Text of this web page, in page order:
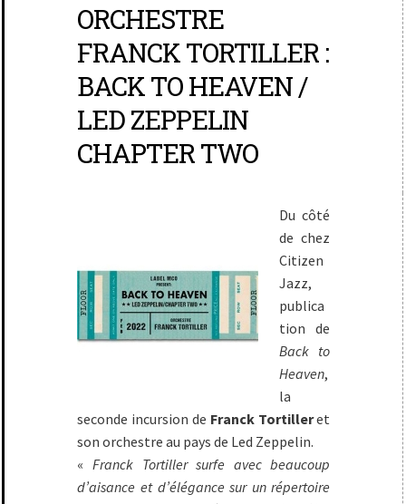
ORCHESTRE
FRANCK TORTILLER :
BACK TO HEAVEN /
LED ZEPPELIN
CHAPTER TWO
Du côté
de chez
Citizen
Jazz,
publica
tion de
Back to
Heaven,
la
seconde incursion de Franck Tortilleret
son orchestre au pays de Led Zeppelin.
« Franck Tortiller surfe avec beaucoup
d’aisance et d’élégance sur un répertoire